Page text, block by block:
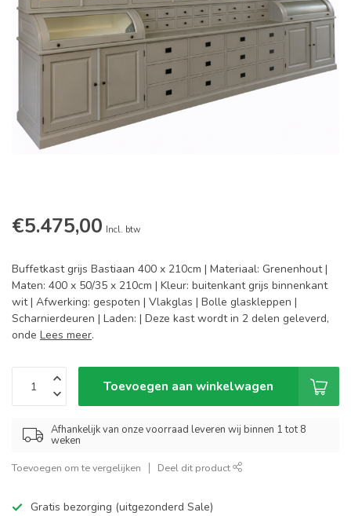
€5.475,00 Incl. btw
Buffetkast grijs Bastiaan 400 x 210cm | Materiaal: Grenenhout |
Maten: 400 x 50/35 x 210cm | Kleur: buitenkant grijs binnenkant
wit | Afwerking: gespoten | Vlakglas | Bolle glaskleppen |
Scharnierdeuren | Laden: | Deze kast wordt in 2 delen geleverd,
onde Lees meer.
Toevoegen aan winkelwagen
Afhankelijk van onze voorraad leveren wij binnen 1 tot 8
weken
Toevoegen om te vergelijken Deel dit product
Gratis bezorging (uitgezonderd Sale)